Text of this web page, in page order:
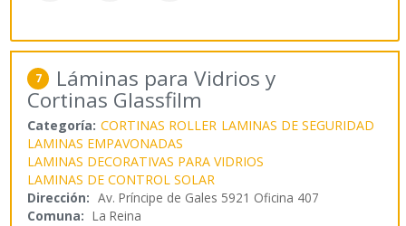
7 Láminas para Vidrios y
Cortinas Glassfilm
Categoría: CORTINAS ROLLER LAMINAS DE SEGURIDAD
LAMINAS EMPAVONADAS
LAMINAS DECORATIVAS PARA VIDRIOS
LAMINAS DE CONTROL SOLAR
Dirección: Av. Príncipe de Gales 5921 Oficina 407
Comuna: La Reina